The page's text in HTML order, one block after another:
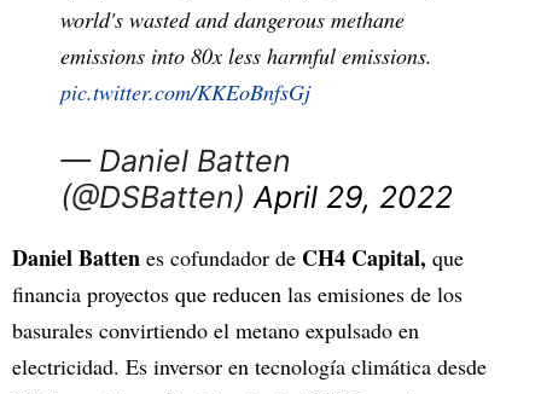
world's wasted and dangerous methane
emissions into 80x less harmful emissions.
pic.twitter.com/KKEoBnfsGj
— Daniel Batten
(@DSBatten) April 29, 2022
Daniel Batten es cofundador de CH4 Capital, que
financia proyectos que reducen las emisiones de los
basurales convirtiendo el metano expulsado en
electricidad. Es inversor en tecnología climática desde